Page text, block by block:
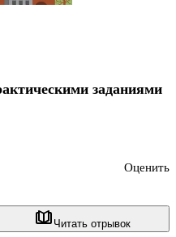
Читать отрывок
заданиями
Оценить